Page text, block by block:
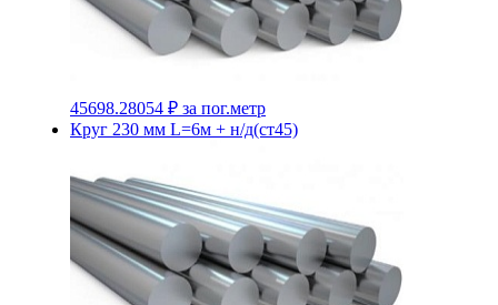
45698.28054 ₽ за пог.метр
Круг 230 мм L=6м + н/д(ст45)